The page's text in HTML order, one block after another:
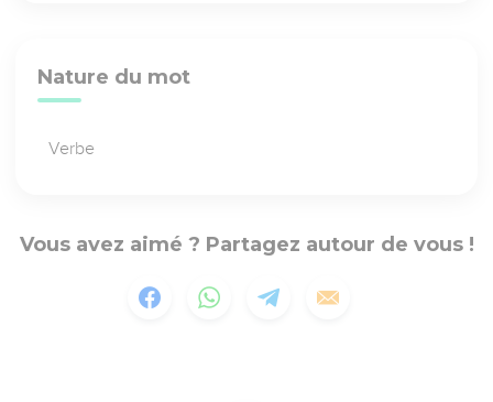
Nature du mot
Verbe
Vous avez aimé ? Partagez autour de vous !